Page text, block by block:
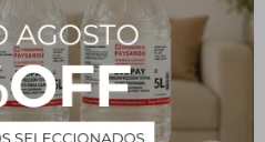
grietas, procesos
de la piel en general.